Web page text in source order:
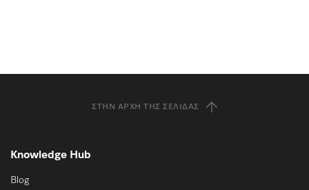
ΣΤΗΝ ΑΡΧΉ ΤΗΣ ΣΕΛΊΔΑΣ
Knowledge Hub
Blog